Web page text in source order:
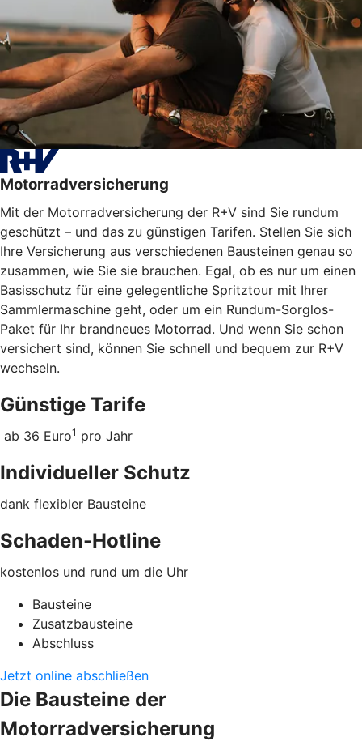
Motorradversicherung
Mit der Motorradversicherung der R+V sind Sie rundum
geschützt – und das zu günstigen Tarifen. Stellen Sie sich
Ihre Versicherung aus verschiedenen Bausteinen genau so
zusammen, wie Sie sie brauchen. Egal, ob es nur um einen
Basisschutz für eine gelegentliche Spritztour mit Ihrer
Sammlermaschine geht, oder um ein Rundum-Sorglos-
Paket für Ihr brandneues Motorrad. Und wenn Sie schon
versichert sind, können Sie schnell und bequem zur R+V
wechseln.
Günstige Tarife
ab 36 Euro1 pro Jahr
Individueller Schutz
dank flexibler Bausteine
Schaden-Hotline
kostenlos und rund um die Uhr
Bausteine
Zusatzbausteine
Abschluss
Jetzt online abschließen
Die Bausteine der
Motorradversicherung